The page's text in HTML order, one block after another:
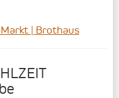
| Brothaus